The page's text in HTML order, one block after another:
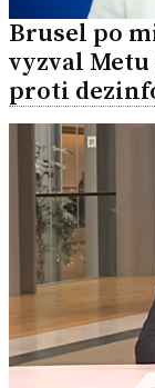
Brusel po
vyzval
proti